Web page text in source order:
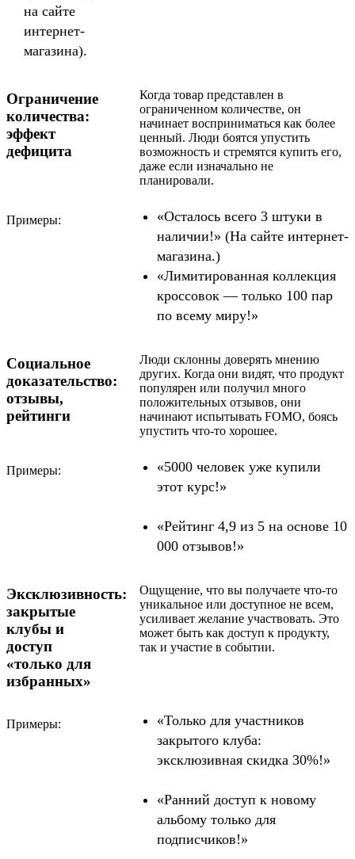
на сайте
интернет-
магазина).
Ограничение
количества:
эффект
дефицита
Когда товар представлен в
ограниченном количестве, он
начинает восприниматься как более
ценный. Люди боятся упустить
возможность и стремятся купить его,
даже если изначально не
планировали.
Примеры:
«Осталось всего 3 штуки в
наличии!» (На сайте интернет-
магазина.)
«Лимитированная коллекция
кроссовок — только 100 пар
по всему миру!»
Социальное
доказательство:
отзывы,
рейтинги
​​Люди склонны доверять мнению
других. Когда они видят, что продукт
популярен или получил много
положительных отзывов, они
начинают испытывать FOMO, боясь
упустить что-то хорошее.
Примеры:
«5000 человек уже купили
этот курс!»
«Рейтинг 4,9 из 5 на основе 10
000 отзывов!»
Эксклюзивность:
закрытые
клубы и
доступ
«только для
избранных»
Ощущение, что вы получаете что-то
уникальное или доступное не всем,
усиливает желание участвовать. Это
может быть как доступ к продукту,
так и участие в событии.
Примеры:
«Только для участников
закрытого клуба:
эксклюзивная скидка 30%!»
«Ранний доступ к новому
альбому только для
подписчиков!»